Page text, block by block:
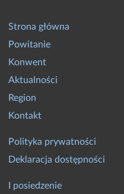
Strona główna
Powitanie
Konwent
Aktualności
Region
Kontakt
Polityka prywatności
Deklaracja dostępności
I posiedzenie